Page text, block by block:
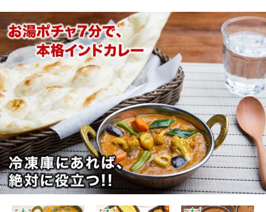
ヤニ ヤニ
カレーセットとまとめ買いにナン
7種類から 選べるナン5枚セッ
ト 冷凍便 インド料理店直送
2,160円（税込*）
21P (1.0%)
各種カレー＆インド料理はこちら